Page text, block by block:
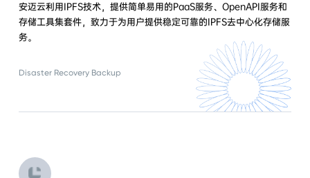
安迈云利用IPFS技术，提供简单易用的PaaS服务、OpenAPI服务和
存储工具集套件，致力于为用户提供稳定可靠的IPFS去中心化存储服
务。
Disaster Recovery Backup